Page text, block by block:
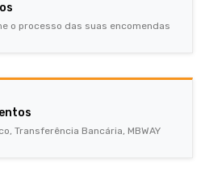
o processo das suas encomendas
Transferência Bancária, MBWAY